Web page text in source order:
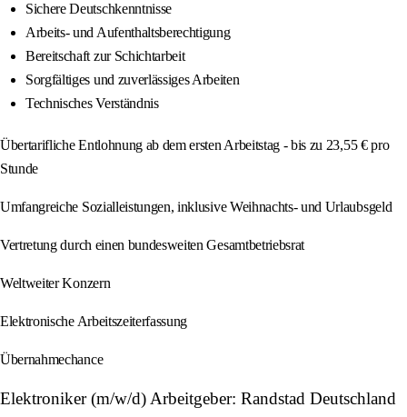
Sichere Deutschkenntnisse
Arbeits- und Aufenthaltsberechtigung
Bereitschaft zur Schichtarbeit
Sorgfältiges und zuverlässiges Arbeiten
Technisches Verständnis
Übertarifliche Entlohnung ab dem ersten Arbeitstag - bis zu 23,55 € pro
Stunde
Umfangreiche Sozialleistungen, inklusive Weihnachts- und Urlaubsgeld
Vertretung durch einen bundesweiten Gesamtbetriebsrat
Weltweiter Konzern
Elektronische Arbeitszeiterfassung
Übernahmechance
Elektroniker (m/w/d) Arbeitgeber: Randstad Deutschland